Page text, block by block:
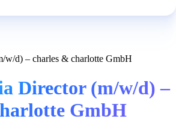
w/d) – charles & charlotte GmbH
Director (m/w/d) –
GmbH